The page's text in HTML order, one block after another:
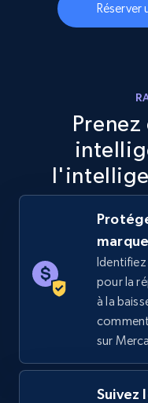
URL, Final price,
5.6K+
TikTok Shop
URL, Title,
price, Final price,
marque
Identifiez
pour la
à la
sur
Suivez